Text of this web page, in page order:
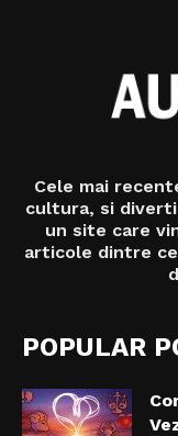
Cele mai
cultura, si
un site care
articole dintre
POPULAR